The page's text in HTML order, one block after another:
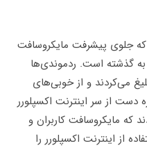
که جلوی پیشرفت مایکروسافت
به گذشته است. ردموندی‌ها
می‌کردند و از خوبی‌های
دست از سر اینترنت اکسپلورر
که مایکروسافت کاربران و
از اینترنت اکسپلورر را